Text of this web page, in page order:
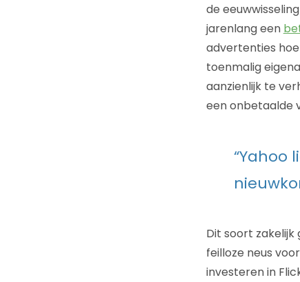
de
jarenlang een
advertenties
toenmalig
aanzienlijk te
een onbetaalde
“Yahoo
Dit soort zakelijk
feilloze neus
investeren in